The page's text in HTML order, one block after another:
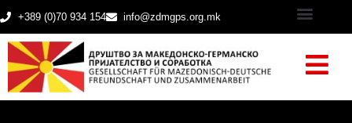
+389 (0)70 934 154 info@zdmgps.org.mk